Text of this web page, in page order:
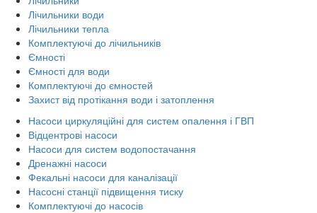
Лічильники води
Лічильники тепла
Комплектуючі до лічильників
Ємності
Ємності для води
Комплектуючі до ємностей
Захист від протікання води і затоплення
Насоси циркуляційні для систем опалення і ГВП
Відцентрові насоси
Насоси для систем водопостачання
Дренажні насоси
Фекальні насоси для каналізації
Насосні станції підвищення тиску
Комплектуючі до насосів